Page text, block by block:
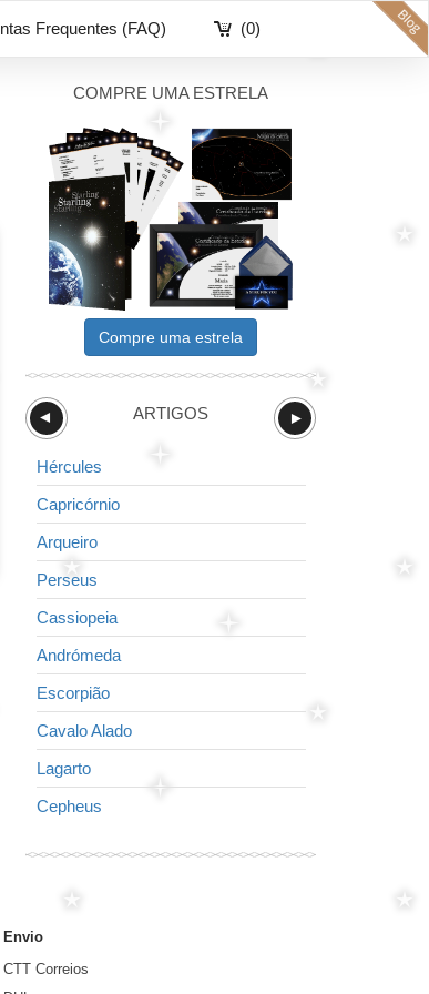
(0)
Frequentes (FAQ)
COMPRE UMA ESTRELA
Compre uma estrela
ARTIGOS ►
►
Hércules
Capricórnio
Arqueiro
Perseus
Cassiopeia
Andrómeda
Escorpião
Cavalo Alado
Lagarto
Cepheus
Envio
CTT Correios